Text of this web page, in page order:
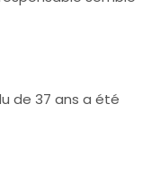
de 37 ans a été